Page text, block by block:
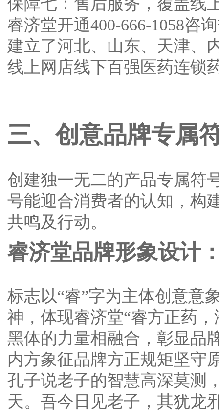
保障七：售后服务，覆盖线
睿济堂开通400-666-1058咨
建立了河北、山东、天津、
线上网店线下百强医药连锁
三、创意品牌专属
创建独一无二的产品专属符
号能迎合消费者的认知，构
共鸣及行动。
睿济堂品牌形象设计
标志以“睿”字为主体创意意
神，体现睿济堂“睿方正药
黑体的力量相融合，彰显品
内方象征品牌方正规矩坚守
孔子说老子的智慧高深莫测
天。吾今日见老子，其犹龙